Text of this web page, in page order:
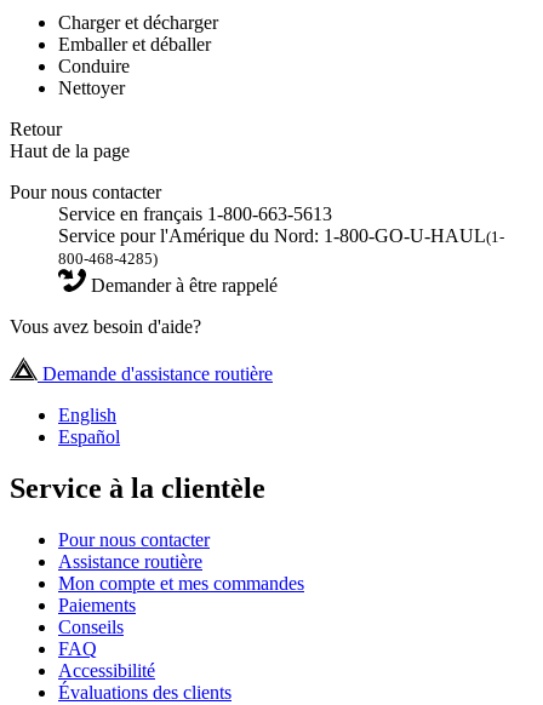
Charger et décharger
Emballer et déballer
Conduire
Nettoyer
Retour
Haut de la page
Pour nous contacter
Service en français 1-800-663-5613
Service pour l'Amérique du Nord: 1-800-GO-U-HAUL(1-
800-468-4285)
Demander à être rappelé
Vous avez besoin d'aide?
Demande d'assistance routière
English
Español
Service à la clientèle
Pour nous contacter
Assistance routière
Mon compte et mes commandes
Paiements
Conseils
FAQ
Accessibilité
Évaluations des clients